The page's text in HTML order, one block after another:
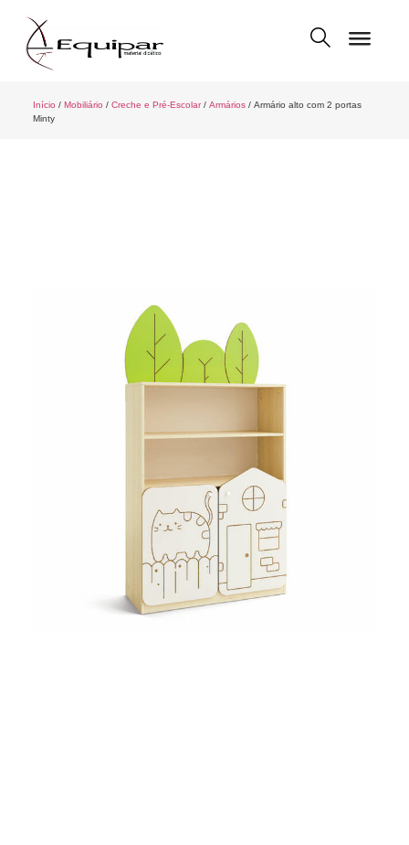
Início / Mobiliário / Creche e Pré-Escolar/ Armários/ Armário alto com 2 portas
Minty